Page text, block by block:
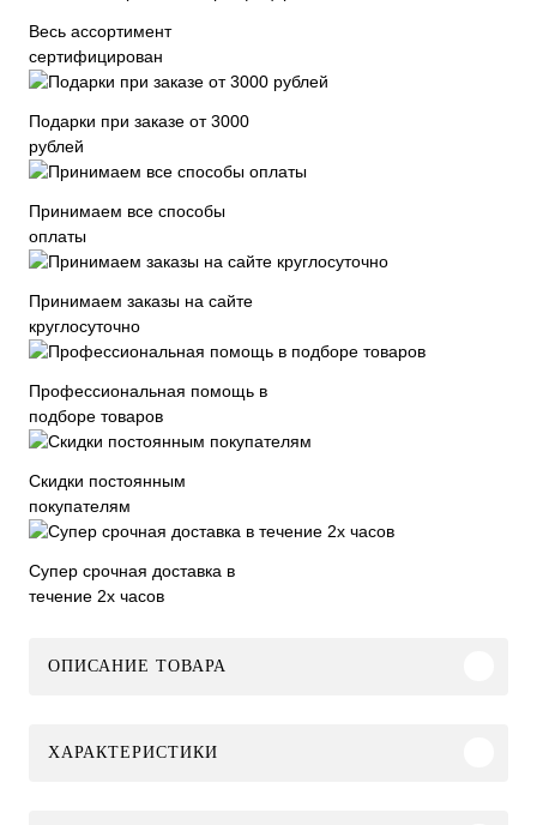
Весь ассортимент
сертифицирован
Подарки при заказе от 3000
рублей
Принимаем все способы
оплаты
Принимаем заказы на сайте
круглосуточно
Профессиональная помощь в
подборе товаров
Скидки постоянным
покупателям
Супер срочная доставка в
течение 2х часов
ОПИСАНИЕ ТОВАРА
ХАРАКТЕРИСТИКИ